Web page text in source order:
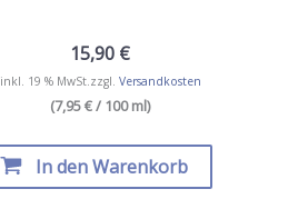
15,90 €
inkl. 19 % MwSt.zzgl. Versandkosten
(7,95 € / 100 ml)
In den Warenkorb